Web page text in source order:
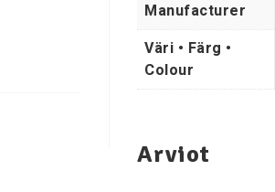
Manufacturer
Väri • Färg •
Colour
Arviot